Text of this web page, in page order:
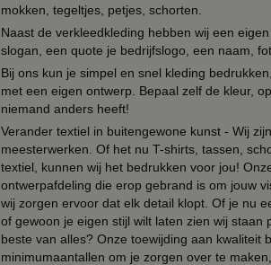
mokken, tegeltjes, petjes, schorten.
Naast de verkleedkleding hebben wij een
slogan, een quote je bedrijfslogo, een naam,
Bij ons kun je simpel en snel kleding
met een eigen ontwerp. Bepaal zelf de kleur,
niemand anders heeft!
Verander textiel in buitengewone kunst - Wij
meesterwerken. Of het nu T-shirts, tassen,
textiel, kunnen wij het bedrukken voor jou!
ontwerpafdeling die erop gebrand is om jouw
wij zorgen ervoor dat elk detail klopt. Of je nu
of gewoon je eigen stijl wilt laten zien wij
beste van alles? Onze toewijding aan kwaliteit
minimumaantallen om je zorgen over te